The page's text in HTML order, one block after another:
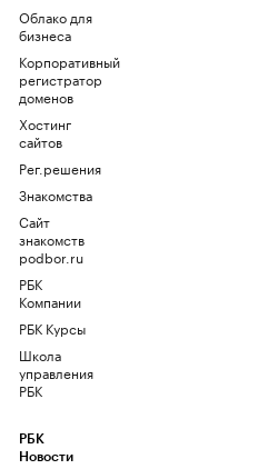
Облако для
бизнеса
Корпоративный
регистратор
доменов
Хостинг
сайтов
Рег.решения
Знакомства
Сайт
знакомств
podbor.ru
РБК
Компании
РБК Курсы
Школа
управления
РБК
РБК
Новости